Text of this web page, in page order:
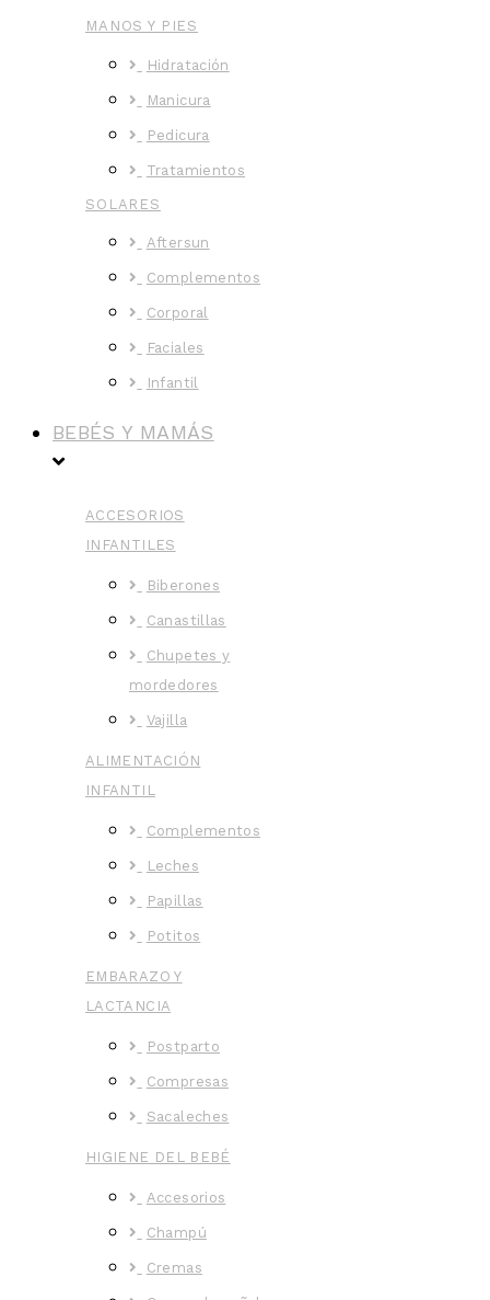
MANOS Y PIES
Hidratación
Manicura
Pedicura
Tratamientos
SOLARES
Aftersun
Complementos
Corporal
Faciales
Infantil
BEBÉS Y MAMÁS
ACCESORIOS
INFANTILES
Biberones
Canastillas
Chupetes y
mordedores
Vajilla
ALIMENTACIÓN
INFANTIL
Complementos
Leches
Papillas
Potitos
EMBARAZO Y
LACTANCIA
Postparto
Compresas
Sacaleches
HIGIENE DEL BEBÉ
Accesorios
Champú
Cremas